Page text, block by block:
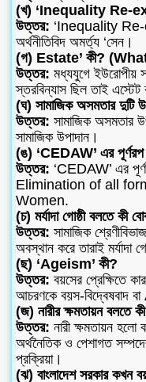
(খ) ‘Inequality Re-
উত্তর: ‘Inequality Re-
অর্থনীতিবিদ অমর্ত্য ‘সেন।
(গ) Estate’ কী?
উত্তর: মধ্যযুগে ইউরোপীয়
স্তরবিন্যাস ছিল তাই এস্টেট
(ঘ) সামাজিক অসমতার দুটি
উত্তর: সামাজিক অসমতার
সামাজিক উপাদান।
(ঙ) ‘CEDAW’ এর পূর্ণরপ
উত্তর: ‘CEDAW’ এর
Elimination of all
Women.
(চ) মর্যাদা গোষ্ঠী বলতে কী
উত্তর: সামাজিক
অবস্থান করে তারাই মর্যাদা
(ছ) ‘Ageism’ কী?
উত্তর: বয়সের প্রেক্ষিতে
আচরণকে বয়স-বিদ্বেষবাদ
(জ) নারীর ক্ষমতায়ন বলতে
উত্তর: নারী ক্ষমতায়ন
অর্থনৈতিক ও পেশাগত
প্রক্রিয়া।
(ঝ) বাংলাদেশ সরকার কখন